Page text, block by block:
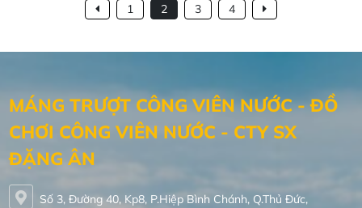
1 2 3 4
MÁNG TRƯỢT CÔNG VIÊN NƯỚC - ĐỒ
CHƠI CÔNG VIÊN NƯỚC - CTY SX
ĐẶNG ÂN
Số 3, Đường 40, Kp8, P.Hiệp Bình Chánh, Q.Thủ Đức,